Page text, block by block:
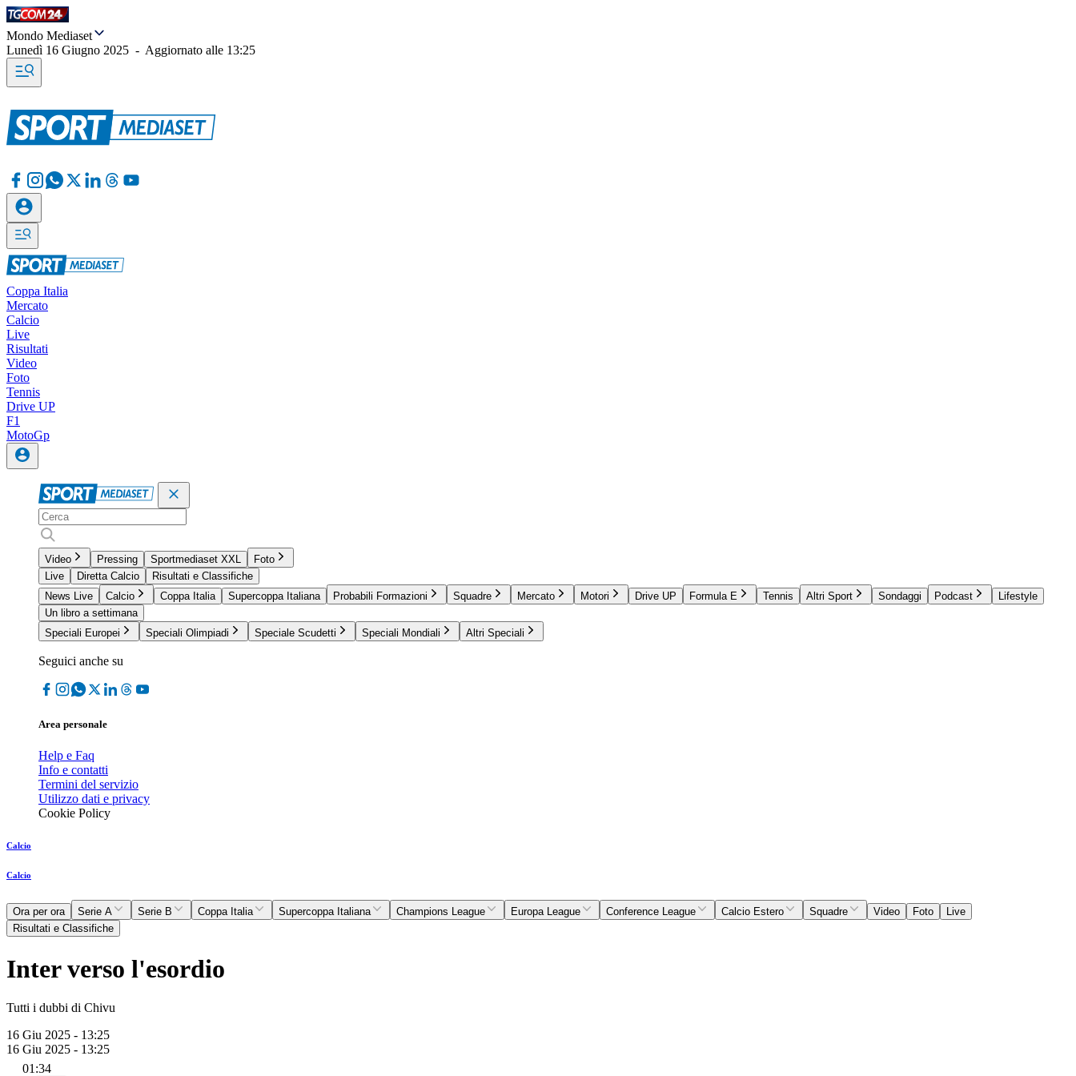
Mondo Mediaset
Lunedì 16 Giugno 2025 - Aggiornato alle 13:25
Coppa Italia
Mercato
Calcio
Live
Risultati
Video
Foto
Tennis
Drive UP
F1
MotoGp
Video Pressing Sportmediaset XXL
Foto
Live
Diretta Calcio
Risultati e Classifiche
News Live
Calcio Coppa Italia Supercoppa Italiana Probabili Formazioni Squadre Mercato Motori Drive UP Formula E Tennis Altri Sport Sondaggi Podcast
Lifestyle
Un libro a settimana
Speciali Europei
Speciali Olimpiadi Speciale Scudetti Speciali Mondiali Altri Speciali
Seguici anche su
Area personale
Help e Faq
Info e contatti
Termini del servizio
Utilizzo dati e privacy
Cookie Policy
Calcio
Calcio
Ora per ora Serie A Serie B Coppa Italia Supercoppa Italiana Champions League Europa League Conference League Calcio Estero Squadre Video Foto
Live
Risultati e Classifiche
Inter verso l'esordio
Tutti i dubbi di Chivu
16 Giu 2025 - 13:25
16 Giu 2025 - 13:25
01:34